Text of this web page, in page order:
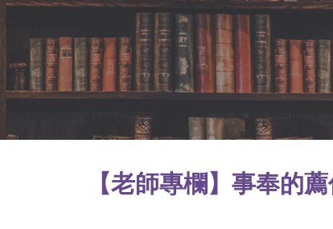
【老師專欄】事奉的